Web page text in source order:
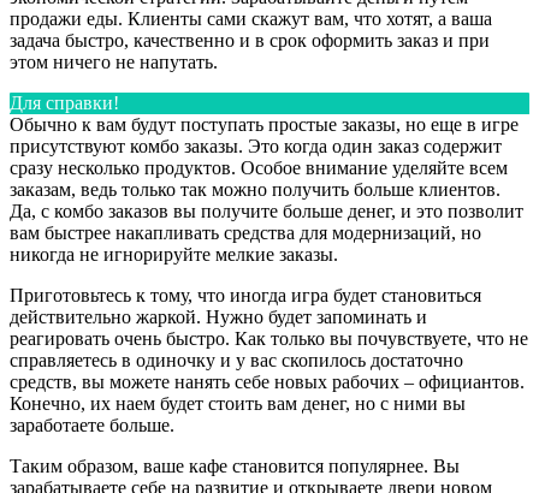
продажи еды. Клиенты сами скажут вам, что хотят, а ваша
задача быстро, качественно и в срок оформить заказ и при
этом ничего не напутать.
Для справки!
Обычно к вам будут поступать простые заказы, но еще в игре
присутствуют комбо заказы. Это когда один заказ содержит
сразу несколько продуктов. Особое внимание уделяйте всем
заказам, ведь только так можно получить больше клиентов.
Да, с комбо заказов вы получите больше денег, и это позволит
вам быстрее накапливать средства для модернизаций, но
никогда не игнорируйте мелкие заказы.
Приготовьтесь к тому, что иногда игра будет становиться
действительно жаркой. Нужно будет запоминать и
реагировать очень быстро. Как только вы почувствуете, что не
справляетесь в одиночку и у вас скопилось достаточно
средств, вы можете нанять себе новых рабочих – официантов.
Конечно, их наем будет стоить вам денег, но с ними вы
заработаете больше.
Таким образом, ваше кафе становится популярнее. Вы
зарабатываете себе на развитие и открываете двери новом